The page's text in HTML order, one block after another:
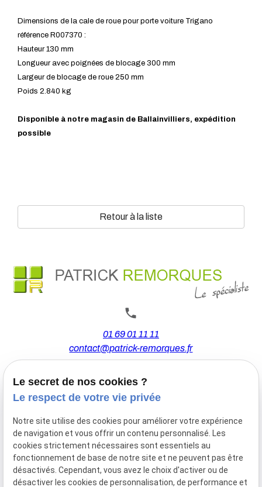
Dimensions de la cale de roue pour porte voiture Trigano
référence R007370 :
Hauteur 130 mm
Longueur avec poignées de blocage 300 mm
Largeur de blocage de roue 250 mm
Poids 2.840 kg
Disponible à notre magasin de Ballainvilliers, expédition
possible
Retour à la liste
01 69 01 11 11
contact@patrick-remorques.fr
44 Avenue de la Division Leclerc
91160 BALLAINVILLIERS
Du Mardi au Samedi
De 9h00 à 12h30 et de 13h30 à 18h00
Le Lundi sur rendez-vous.
Le secret de nos cookies ?
Le respect de votre vie privée
Notre site utilise des cookies pour améliorer votre expérience
de navigation et vous offrir un contenu personnalisé. Les
cookies strictement nécessaires sont essentiels au
fonctionnement de base de notre site et ne peuvent pas être
désactivés. Cependant, vous avez le choix d'activer ou de
désactiver les cookies de personnalisation, de performance et